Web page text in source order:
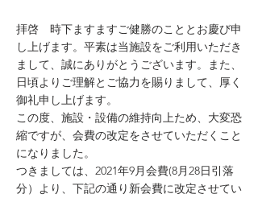
拝啓 時下ますますご健勝のこととお慶び申
し上げます。平素は当施設をご利用いただき
まして、誠にありがとうございます。また、
日頃よりご理解とご協力を賜りまして、厚く
御礼申し上げます。
この度、施設・設備の維持向上ため、大変恐
縮ですが、会費の改定をさせていただくこと
になりました。
つきましては、2021年9月会費(8月28日引落
分）より、下記の通り新会費に改定させてい